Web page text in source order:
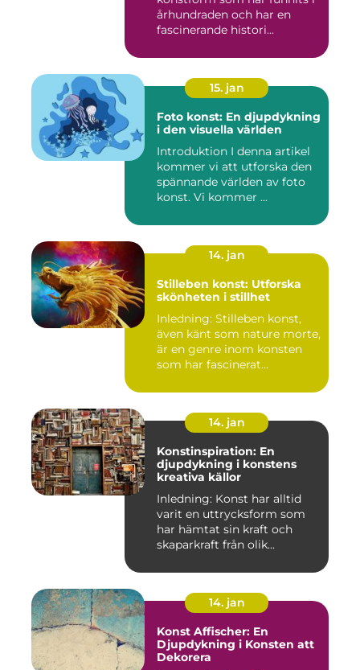
århundraden och har en
fascinerande histori...
15. jan
Foto konst: En djupdykning
i den visuella världen
Introduktion I denna artikel
kommer vi att utforska den
spännande världen av foto
konst. Vi kommer ...
14. jan
Stilleben konst: Utforska
skönheten i stillhet
Inledning: Stilleben konst,
även känt som nature morte,
är en genre inom konsten
som har fascinerat...
14. jan
Konstinspiration: En
djupdykning i konstens
kreativa källor
Inledning: Konst har alltid
varit en uttrycksform som
har hämtat sin kraft och
skaparkraft från olik...
14. jan
Konst Affischer: En
Djupdykning i Konsten att
Dekorera